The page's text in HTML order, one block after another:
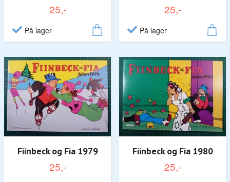
25,-
På lager
25,-
På lager
Fiinbeck og Fia 1979
25,-
Fiinbeck og Fia 1980
25,-